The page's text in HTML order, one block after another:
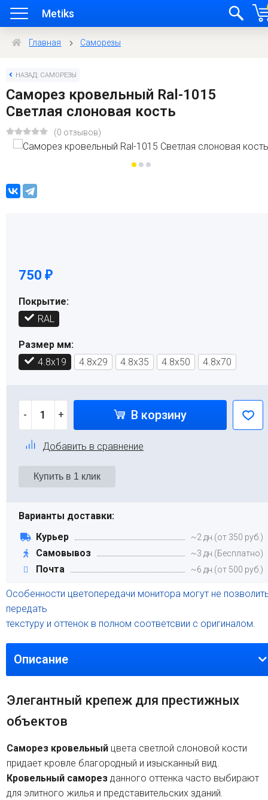
Metiks
Главная Саморезы
НАЗАД: САМОРЕЗЫ
Саморез кровельный Ral-1015
Светлая слоновая кость
(0 отзывов)
750 ₽
Покрытие:
RAL
Размер мм:
4.8x19
4.8x29 4.8x35 4.8x50 4.8x70
- + В корзину
Добавить в сравнение
Варианты доставки:
Курьер
~2 дн.(от 350 руб.)
Самовывоз ~3 дн.(Бесплатно)
Почта ~6 дн.(от 500 руб.)
Особенности цветопередачи монитора могут не
передать
текстуру и оттенок в полном соответсвии с оригиналом.
Описание
Элегантный крепеж для престижных
объектов
Саморез кровельный цвета светлой слоновой кости
придает кровле благородный и изысканный вид.
Кровельный саморез данного оттенка часто выбирают
для элитного жилья и представительских зданий.